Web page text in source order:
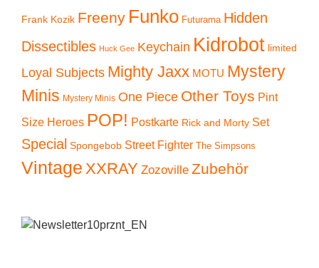
Frank Kozik Freeny Funko Futurama Hidden
Dissectibles Huck Gee Keychain Kidrobot limited
Loyal Subjects Mighty Jaxx MOTU Mystery
Minis Mystery Minis One Piece Other Toys Pint
Size Heroes POP! Postkarte Rick and Morty Set
Special Spongebob Street Fighter The Simpsons
Vintage XXRAY Zozoville Zubehör